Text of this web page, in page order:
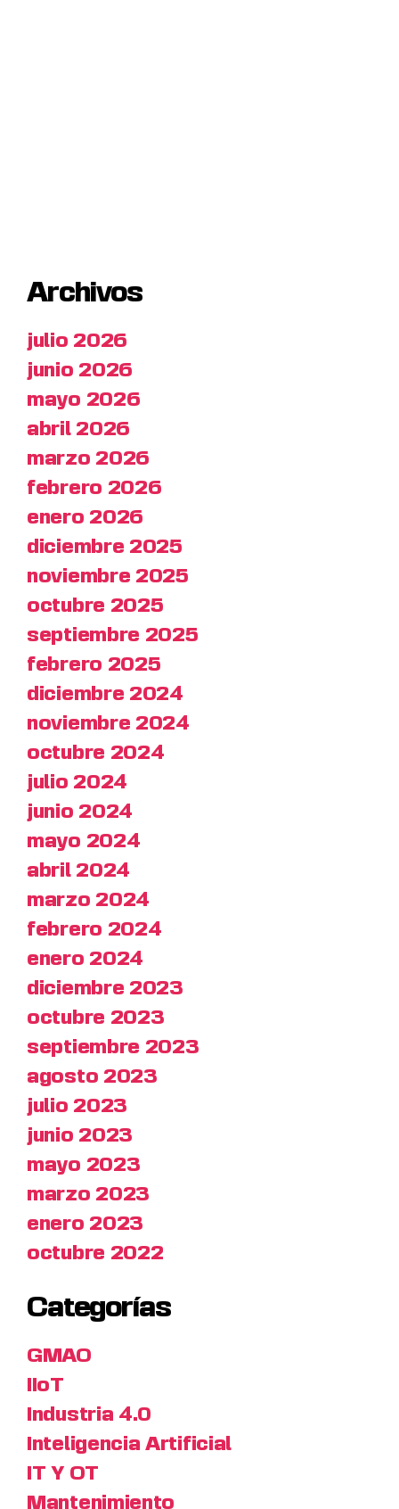
Archivos
julio 2026
junio 2026
mayo 2026
abril 2026
marzo 2026
febrero 2026
enero 2026
diciembre 2025
noviembre 2025
octubre 2025
septiembre 2025
febrero 2025
diciembre 2024
noviembre 2024
octubre 2024
julio 2024
junio 2024
mayo 2024
abril 2024
marzo 2024
febrero 2024
enero 2024
diciembre 2023
octubre 2023
septiembre 2023
agosto 2023
julio 2023
junio 2023
mayo 2023
marzo 2023
enero 2023
octubre 2022
Categorías
GMAO
IIoT
Industria 4.0
Inteligencia Artificial
IT Y OT
Mantenimiento